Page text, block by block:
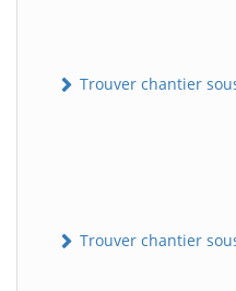
Trouver chantier
Trouver chantier